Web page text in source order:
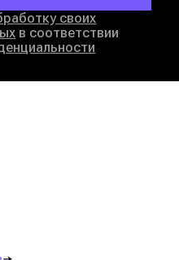
своих
в соответствии